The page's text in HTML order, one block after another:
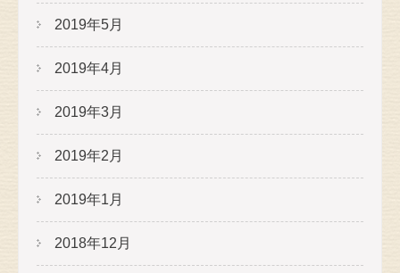
2019年5月
2019年4月
2019年3月
2019年2月
2019年1月
2018年12月